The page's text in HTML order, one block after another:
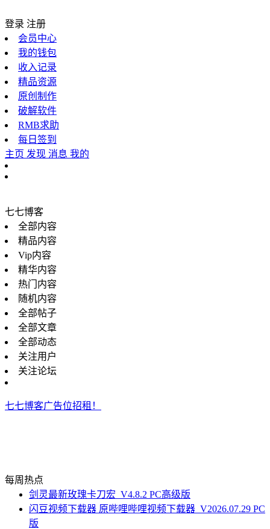
登录 注册
会员中心
我的钱包
收入记录
精品资源
原创制作
破解软件
RMB求助
每日签到
主页 发现 消息 我的
七七博客
全部内容
精品内容
Vip内容
精华内容
热门内容
随机内容
全部帖子
全部文章
全部动态
关注用户
关注论坛
七七博客广告位招租！
每周热点
剑灵最新玫瑰卡刀宏_V4.8.2 PC高级版
闪豆视频下载器 原哔哩哔哩视频下载器_V2026.07.29 PC
版